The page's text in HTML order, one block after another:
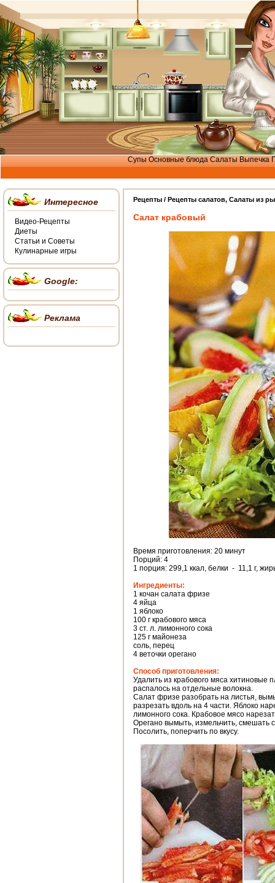
Супы Основные блюда Салаты Выпечка
Рецепты / Рецепты салатов, Салаты из
Салат крабовый
Время приготовления: 20 минут
Порций: 4
1 порция: 299,1 ккал, белки - 11,1 г,
Ингредиенты:
1 кочан салата фризе
4 яйца
1 яблоко
100 г крабового мяса
3 ст. л. лимонного сока
125 г майонеза
соль, перец
4 веточки орегано
Способ приготовления:
Удалить из крабового мяса хитиновые
распалось на отдельные волокна.
Салат фризе разобрать на листья,
разрезать вдоль на 4 части. Яблоко
лимонного сока. Крабовое мясо
Орегано вымыть, измельчить,
Посолить, поперчить по вкусу.
Интересное
Видео-Рецепты
Диеты
Статьи и Советы
Кулинарные игры
Google:
Реклама